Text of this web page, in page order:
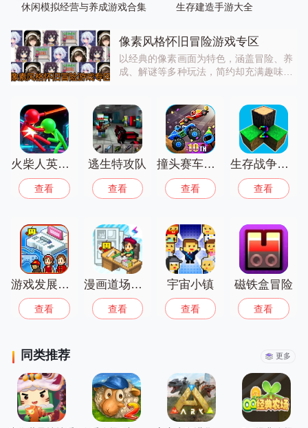
休闲模拟经营与养成游戏合集 生存建造手游大全
像素风格怀旧冒险游戏专区
以经典的像素画面为特色，涵盖冒险、养
成、解谜等多种玩法，简约却充满趣味的
法，带来别样的游戏体验，快来体验怀旧
像素的乐趣！
火柴人英雄格斗最新版
查看
逃生特攻队
查看
撞头赛车中文版
查看
生存战争野人岛联机版
查看
游戏发展国中文版
查看
漫画道场物语
查看
宇宙小镇
查看
磁铁盒冒险
查看
同类推荐 更多